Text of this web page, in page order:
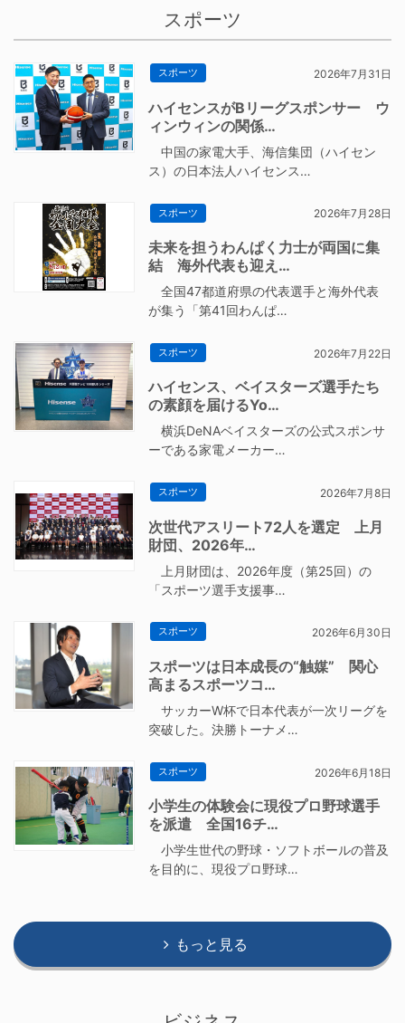
スポーツ
スポーツ 2026年7月31日
ハイセンスがBリーグスポンサー ウ
ィンウィンの関係…
中国の家電大手、海信集団（ハイセン
ス）の日本法人ハイセンス…
スポーツ 2026年7月28日
未来を担うわんぱく力士が両国に集
結 海外代表も迎え…
全国47都道府県の代表選手と海外代表
が集う「第41回わんぱ…
スポーツ 2026年7月22日
ハイセンス、ベイスターズ選手たち
の素顔を届けるYo…
横浜DeNAベイスターズの公式スポンサ
ーである家電メーカー…
スポーツ 2026年7月8日
次世代アスリート72人を選定 上月
財団、2026年…
上月財団は、2026年度（第25回）の
「スポーツ選手支援事…
スポーツ 2026年6月30日
スポーツは日本成長の“触媒” 関心
高まるスポーツコ…
サッカーW杯で日本代表が一次リーグを
突破した。決勝トーナメ…
スポーツ 2026年6月18日
小学生の体験会に現役プロ野球選手
を派遣 全国16チ…
小学生世代の野球・ソフトボールの普及
を目的に、現役プロ野球…
もっと見る